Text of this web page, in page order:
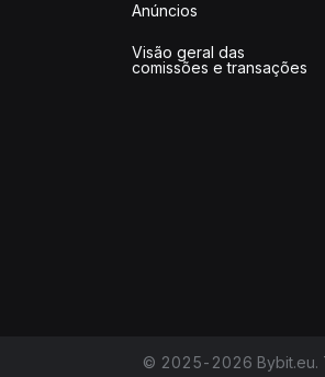
Anúncios
Visão geral das
comissões e transações
© 2025-2026 Bybit.eu.